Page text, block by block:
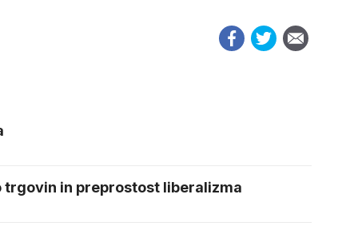
trgovin in preprostost liberalizma